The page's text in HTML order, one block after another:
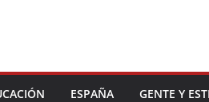
ESPAÑA GENTE Y